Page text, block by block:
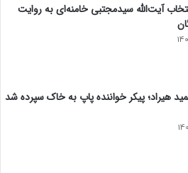
آیت‌الله سیدمجتبی خامنه‌ای به روایت
هیراد؛ پیکر خواننده پاپ به خاک سپرده شد